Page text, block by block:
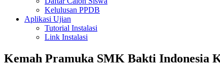
Kelulusan PPDB
Aplikasi Ujian
Tutorial Instalasi
Link Instalasi
Kemah Pramuka SMK Bakti Indonesia